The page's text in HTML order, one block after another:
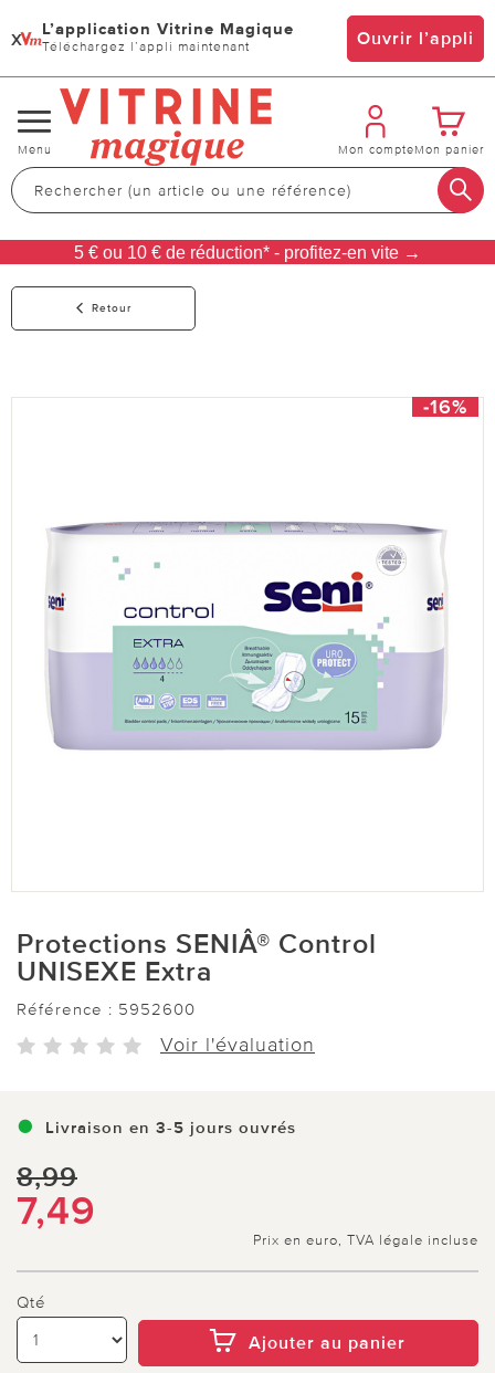
x L’application Vitrine Magique
Téléchargez l’appli maintenant Ouvrir l’appli
Changer
de
navigation
Menu Mon compteMon panier
5 € ou 10 € de réduction* - profitez-en vite →
Retour
-16%
Protections SENIÂ® Control
UNISEXE Extra
Référence : 5952600
Voir l'évaluation
Livraison en 3-5 jours ouvrés
8,99
7,49
Prix en euro, TVA légale incluse
Qté
Ajouter au panier